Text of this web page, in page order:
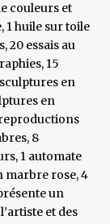
couleurs et
1 huile sur toile
20 essais au
15
en
en
8
1 automate
marbre rose, 4
un
et des